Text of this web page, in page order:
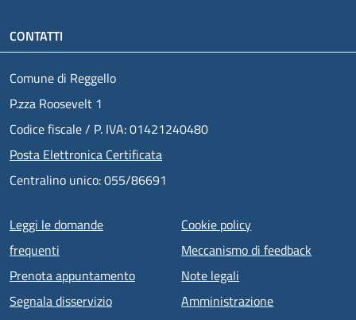
CONTATTI
Comune di Reggello
P.zza Roosevelt 1
Codice fiscale / P. IVA: 01421240480
Posta Elettronica Certificata
Centralino unico: 055/86691
Menu piè di pagina
Leggi le domande
frequenti
Prenota appuntamento
Segnala disservizio
Cookie policy
Meccanismo di feedback
Note legali
Amministrazione